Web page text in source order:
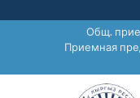
Общ.
Приемная